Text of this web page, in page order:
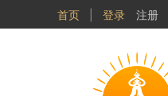
首页 登录 注册